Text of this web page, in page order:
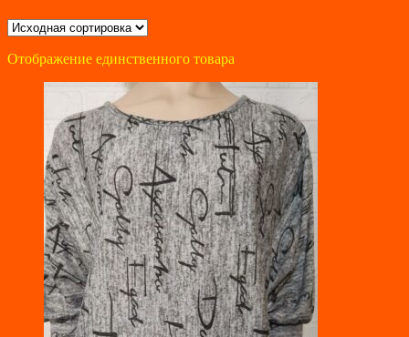
Отображение единственного товара